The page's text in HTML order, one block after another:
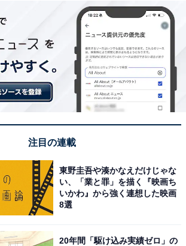
量は多い？少ない？
注目の連載
東野圭吾や湊かなえだけじゃな
い、「業と罪」を描く『映画ち
いかわ』から強く連想した映画
8選
20年間「駆け込み実績ゼロ」の